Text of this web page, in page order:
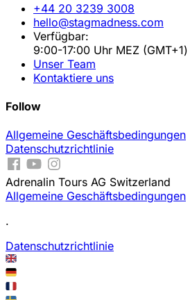
+44 20 3239 3008
hello@stagmadness.com
Verfügbar:
9:00-17:00 Uhr MEZ
Unser Team
Kontaktiere uns
Follow
Allgemeine Geschäftsbedingungen
Datenschutzrichtlinie
Adrenalin Tours AG Switzerland
Allgemeine Geschäftsbedingungen
.
Datenschutzrichtlinie